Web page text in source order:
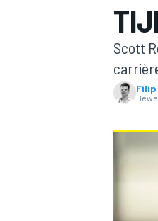
MOTOGP
Scott
Filip